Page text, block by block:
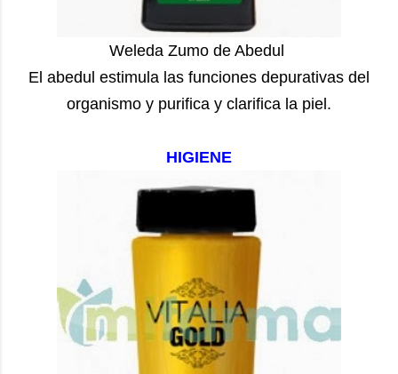
Weleda Zumo de Abedul
El abedul estimula las funciones depurativas del
organismo y purifica y clarifica la piel.
HIGIENE